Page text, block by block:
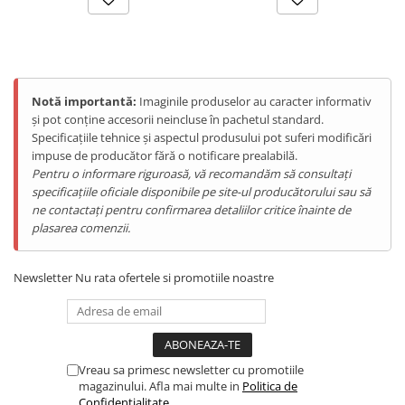
Telefoane Mobile Doogee
Produse Unihertz
Telefoane Mobile Unihertz
Tablete Unihertz
Produse Blackview
Telefoane Mobile Blackview
Tablete Blackview
Produse Fossibot
Telefoane Mobile Fossibot
Produse Oukitel
Telefoane Mobile Oukitel
1. Încărcare rapidă 120kW +
stocare 200kWh
2. Funcționează cu energie
solară (panouri până la 50kW)
3. Autonomie și eficiență
Notă importantă: Imaginile produselor au caracter informativ
și pot conține accesorii neincluse în pachetul standard.
Specificațiile tehnice și aspectul produsului pot suferi modificări
impuse de producător fără o notificare prealabilă.
Pentru o informare riguroasă, vă recomandăm să consultați
specificațiile oficiale disponibile pe site-ul producătorului sau să
ne contactați pentru confirmarea detaliilor critice înainte de
plasarea comenzii.
Newsletter Nu rata ofertele si promotiile noastre
Vreau sa primesc newsletter cu promotiile
magazinului. Afla mai multe in Politica de